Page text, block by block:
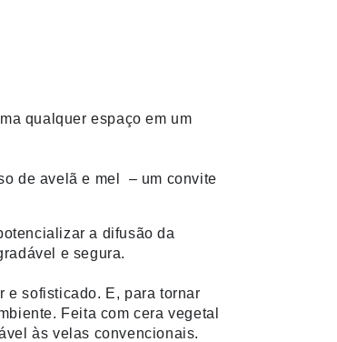
qualquer espaço em um
de avelã e mel – um convite
a difusão da
e segura.
e sofisticado. E, para tornar
Feita com cera vegetal
às velas convencionais.